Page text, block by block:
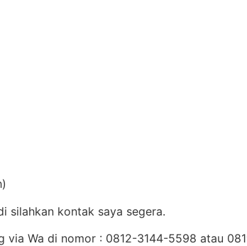
silahkan kontak saya segera.
via Wa di nomor : 0812-3144-5598 atau